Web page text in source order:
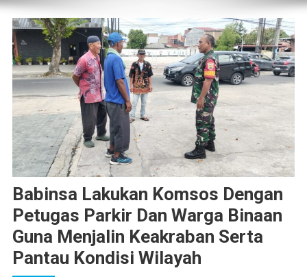
Babinsa Lakukan Komsos Dengan
Petugas Parkir Dan Warga Binaan
Guna Menjalin Keakraban Serta
Pantau Kondisi Wilayah